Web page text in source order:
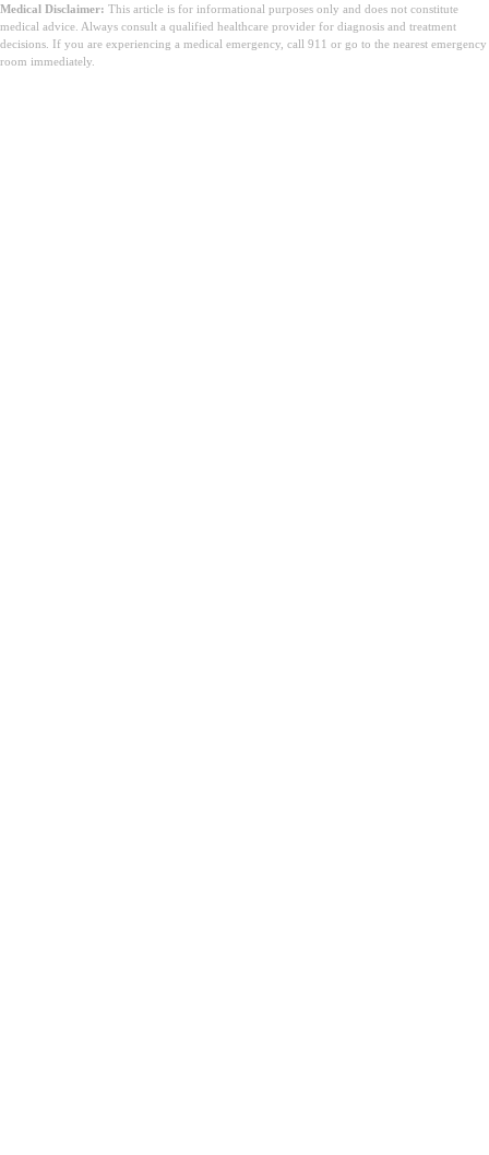
Medical Disclaimer: This article is for informational purposes only and does not constitute
medical advice. Always consult a qualified healthcare provider for diagnosis and treatment
decisions. If you are experiencing a medical emergency, call 911 or go to the nearest emergency
room immediately.